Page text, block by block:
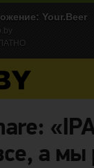
а мы
Your.Beer